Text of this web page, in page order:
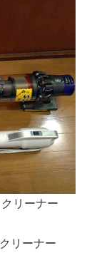
リーナー
リーナー